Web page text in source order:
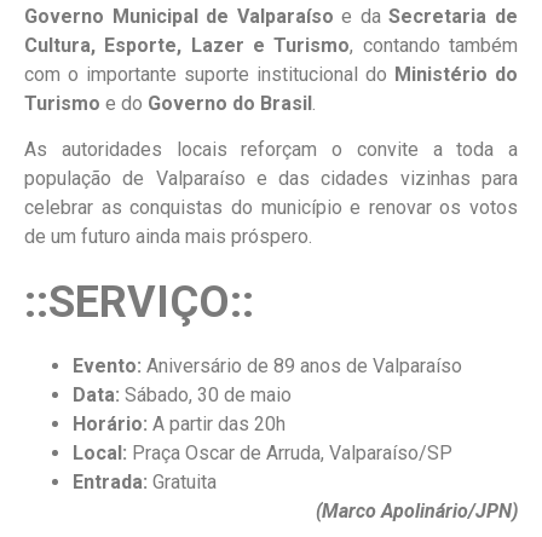
Governo Municipal de Valparaíso e daSecretaria de
Cultura, Esporte, Lazer e Turismo, contando também
com o importante suporte institucional do Ministério do
Turismo e do Governo do Brasil.
As autoridades locais reforçam o convite a toda a
população de Valparaíso e das cidades vizinhas para
celebrar as conquistas do município e renovar os votos
de um futuro ainda mais próspero.
::SERVIÇO::
Evento: Aniversário de 89 anos de Valparaíso
Data: Sábado, 30 de maio
Horário: A partir das 20h
Local: Praça Oscar de Arruda, Valparaíso/SP
Entrada: Gratuita
(Marco Apolinário/JPN)